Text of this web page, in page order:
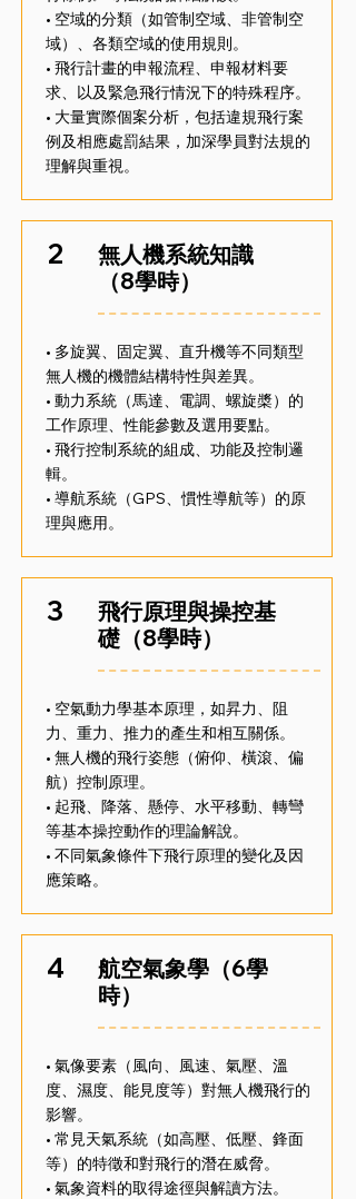
• 空域的分類（如管制空域、非管制空
域）、各類空域的使用規則。
• 飛行計畫的申報流程、申報材料要
求、以及緊急飛行情況下的特殊程序。
• 大量實際個案分析，包括違規飛行案
例及相應處罰結果，加深學員對法規的
理解與重視。
2
無人機系統知識
（8學時）
• 多旋翼、固定翼、直升機等不同類型
無人機的機體結構特性與差異。
• 動力系統（馬達、電調、螺旋槳）的
工作原理、性能參數及選用要點。
• 飛行控制系統的組成、功能及控制邏
輯。
• 導航系統（GPS、慣性導航等）的原
理與應用。
3
飛行原理與操控基
礎（8學時）
• 空氣動力學基本原理，如昇力、阻
力、重力、推力的產生和相互關係。
• 無人機的飛行姿態（俯仰、橫滾、偏
航）控制原理。
• 起飛、降落、懸停、水平移動、轉彎
等基本操控動作的理論解說。
• 不同氣象條件下飛行原理的變化及因
應策略。
4
航空氣象學（6學
時）
• 氣像要素（風向、風速、氣壓、溫
度、濕度、能見度等）對無人機飛行的
影響。
• 常見天氣系統（如高壓、低壓、鋒面
等）的特徵和對飛行的潛在威脅。
• 氣象資料的取得途徑與解讀方法。